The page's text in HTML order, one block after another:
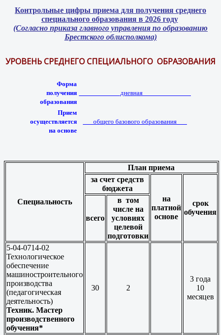
Контрольные цифры приема для получения среднего
специального образования в 2026 году
(Согласно приказа главного управления по образованию
Брестского облисполкома)
УРОВЕНЬ СРЕДНЕГО СПЕЦИАЛЬНОГО ОБРАЗОВАНИЯ
Форма
получения
образования
____________дневная______________
Прием
осуществляется
на основе
___общего базового образования___
Специальность
План приема
за счет средств
бюджета
на
платной
основе
срок
обучения
всего
в том
числе на
условиях
целевой
подготовки
5-04-0714-02
Технологическое
обеспечение
машиностроительного
производства
(педагогическая
деятельность)
Техник. Мастер
производственного
обучения*
30 2
3 года
10
месяцев